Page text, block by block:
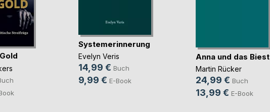
Systemerinnerung
Evelyn Veris
14,99 € Buch
9,99 € E-Book
Anna und das Biest
Martin Rücker
24,99 € Buch
13,99 € E-Book